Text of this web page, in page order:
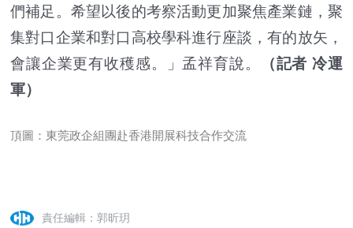
們補足。希望以後的考察活動更加聚焦產業鏈，聚
集對口企業和對口高校學科進行座談，有的放矢，
會讓企業更有收穫感。」孟祥育說。
（記者 冷運
軍）
頂圖：東莞政企組團赴香港開展科技合作交流
責任編輯：郭昕玥